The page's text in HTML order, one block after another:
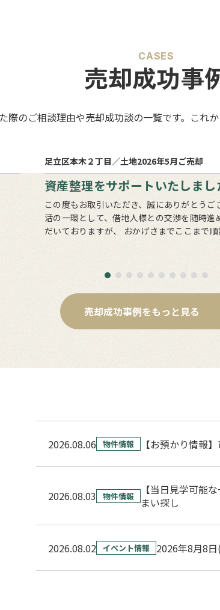
CASES
売却成功事
際のご相談理由や売却成功談の一覧です。これ
足立区本木２丁目／土地2026年5月ご売却
資産整理をサポートいたしまし
この度もお取引いただき、誠にありがとうござ
活の一環として、借地人様との交渉を随時進
だいておりますが、 おかげさまでここまで順調に進める
売却成功事例をもっと見る
2026.08.06 物件情報 【お預かり情報
2026.08.03 物件情報
【当日見学可能
まい探し
2026.08.02 イベント情報 2026年8月8